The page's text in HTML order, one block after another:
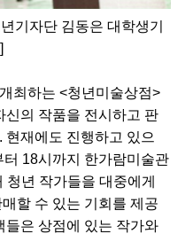
기자단 김동은 대학생기
최하는 <청년미술상점>
신의 작품을 전시하고 판
현재에도 진행하고 있으
18시까지 한가람미술관
년 작가들을 대중에게
할 수 있는 기회를 제공
들은 상점에 있는 작가와